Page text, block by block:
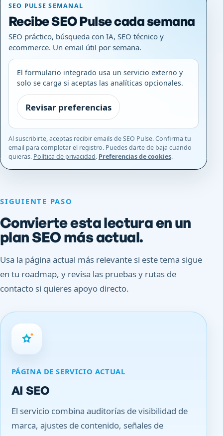
SEO PULSE SEMANAL
Recibe SEO Pulse cada semana
SEO práctico, búsqueda con IA, SEO técnico y
ecommerce. Un email útil por semana.
El formulario integrado usa un servicio externo y
solo se carga si aceptas las analíticas opcionales.
Revisar preferencias
Al suscribirte, aceptas recibir emails de SEO Pulse. Confirma tu
email para completar el registro. Puedes darte de baja cuando
quieras. Política de privacidad. Preferencias de cookies.
SIGUIENTE PASO
Convierte esta lectura en un
plan SEO más actual.
Usa la página actual más relevante si este tema sigue
en tu roadmap, y revisa las pruebas y rutas de
contacto si quieres apoyo directo.
PÁGINA DE SERVICIO ACTUAL
AI SEO
El servicio combina auditorías de visibilidad de
marca, ajustes de contenido, señales de